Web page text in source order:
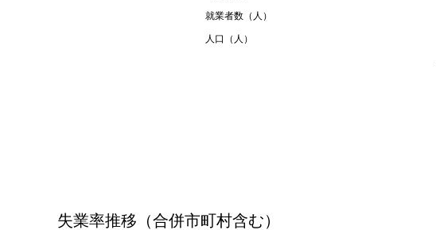
就業者数（人）
人口（人）
失業率推移（合併市町村含む）